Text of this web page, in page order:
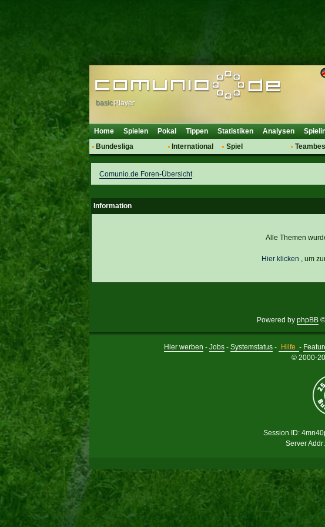
basic Player
Home Spielen Pokal Tippen Statistiken Analysen
Bundesliga
Hot News
Talk
Vereinsdiskussion
International
Vereine
WM 2014
Spiel
Regeln & Tipps
Comunio.de Foren-Übersicht
Information
Alle Themen
Hier klicken , um
Powered by phpBB
Hier werben - Jobs- Systemstatus- Hilfe -
© 2000-
Session ID:
Server